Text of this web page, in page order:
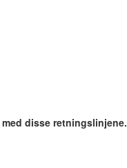
disse retningslinjene.